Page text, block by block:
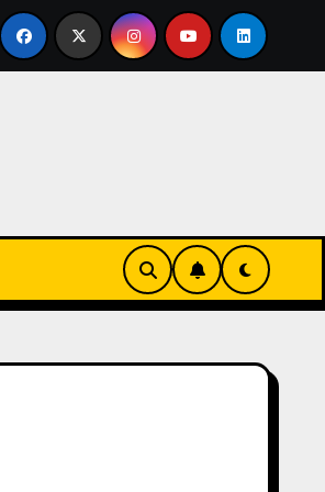
El primer tour de la India Chiquitina